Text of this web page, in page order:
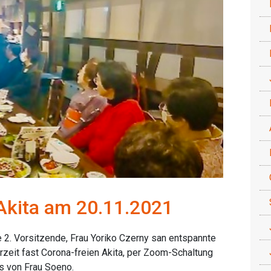
am 20.11.2021
Vorsitzende, Frau Yoriko Czerny san entspannte
fast Corona-freien Akita, per Zoom-Schaltung
von Frau Soeno.